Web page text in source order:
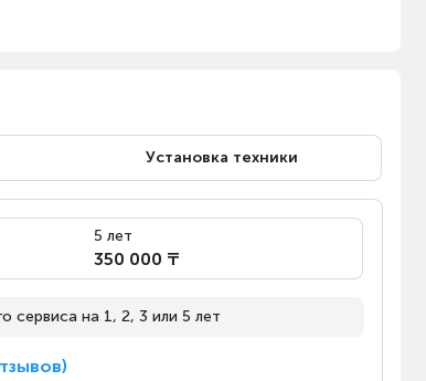
HDR10 Plus
98" (248 см)
100
Установка техники
5 лет
350 000 ₸
сервиса на 1, 2, 3 или 5 лет